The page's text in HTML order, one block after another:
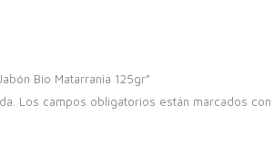
Bio Matarrania 125gr”
Los campos obligatorios están marcados con